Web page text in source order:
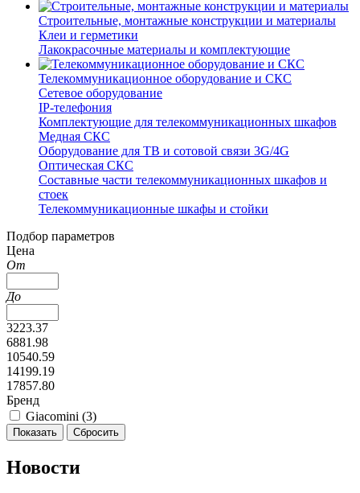
Строительные, монтажные конструкции и материалы
Клеи и герметики
Лакокрасочные материалы и комплектующие
Телекоммуникационное оборудование и СКС
Сетевое оборудование
IP-телефония
Комплектующие для телекоммуникационных шкафов
Медная СКС
Оборудование для ТВ и сотовой связи 3G/4G
Оптическая СКС
Составные части телекоммуникационных шкафов и
стоек
Телекоммуникационные шкафы и стойки
Подбор параметров
Цена
От
До
3223.37
6881.98
10540.59
14199.19
17857.80
Бренд
Giacomini (3)
Новости